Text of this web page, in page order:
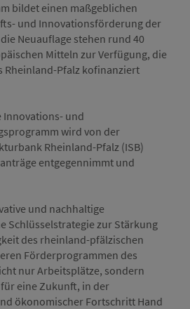
bildet einen maßgeblichen
und Innovationsförderung der
Neuauflage stehen rund 40
Mitteln zur Verfügung, die
Rheinland-Pfalz kofinanziert
Innovations- und
wird von der
Rheinland-Pfalz (ISB)
entgegennimmt und
und nachhaltige
Schlüsselstrategie zur Stärkung
des rheinland-pfälzischen
Förderprogrammen des
nur Arbeitsplätze, sondern
eine Zukunft, in der
ökonomischer Fortschritt Hand